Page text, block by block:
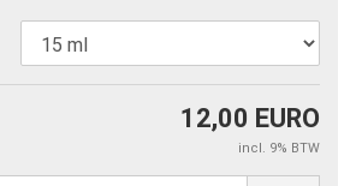
12,00 EURO
incl. 9% BTW